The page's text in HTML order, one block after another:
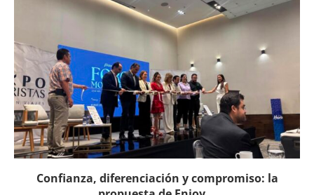
Confianza, diferenciación y compromiso: la